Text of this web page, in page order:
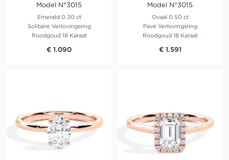
Model N°3015
Emerald 0.30 ct
Solitaire Verlovingsring
Roodgoud 18 Karaat
€ 1.090
Model N°3015
Ovaal 0.50 ct
Pavé Verlovingsring
Roodgoud 18 Karaat
€ 1.591